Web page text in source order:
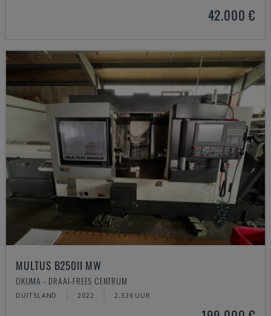
42.000 €
MULTUS B250II MW
OKUMA - DRAAI-FREES CENTRUM
DUITSLAND 2022 2.326 UUR